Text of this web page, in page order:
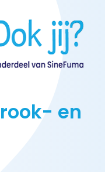
rook- en